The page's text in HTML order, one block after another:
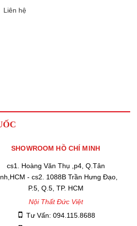
Liên hệ
SHOWROOM HỒ CHÍ MINH
cs1. Hoàng Văn Thụ ,p4, Q.Tân
- cs2. 1088B Trần Hưng Đạo,
P.5, Q.5, TP. HCM
Nội Thất Đức Việt
Tư Vấn: 094.115.8688